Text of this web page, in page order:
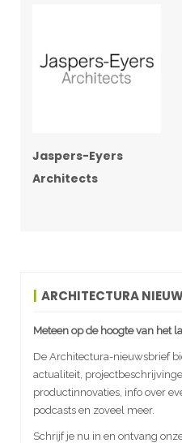
Jaspers-Eyers
Architects
ARCHITECTURA
Meteen op de hoogte van het
De Architectura-nieuwsbrief
actualiteit,
productinnovaties, info over
podcasts en zoveel meer.
Schrijf je nu in en ontvang